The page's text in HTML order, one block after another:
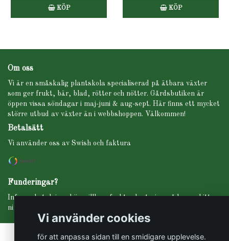
KÖP KÖP
Om oss
Vi är en småskalig plantskola specialiserad på ätbara växter
som ger frukt, bär, blad, rötter och nötter. Gårdsbutiken är
öppen vissa söndagar i maj-juni & aug-sept. Här finns ett mycket
större utbud av växter än i webbshoppen. Välkommen!
Betalsätt
Vi använder oss av Swish och faktura
Funderingar?
Info om betalning, köpevillkor, frakt, planteringsråd m.m. hittar
ni under fliken INFO i menyn högst upp.
Vi använder cookies
för att anpassa sidan till en smidigare upplevelse.